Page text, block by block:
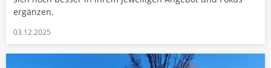
ergänzen.
03.12.2025